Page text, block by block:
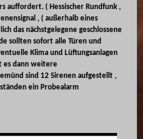
auffordert. ( Hessischer Rundfunk ,
, ( außerhalb eines
das nächstgelegene geschlossene
sollten sofort alle Türen und
Klima und Lüftungsanlagen
es dann weitere
sind 12 Sirenen aufgestellt ,
ein Probealarm